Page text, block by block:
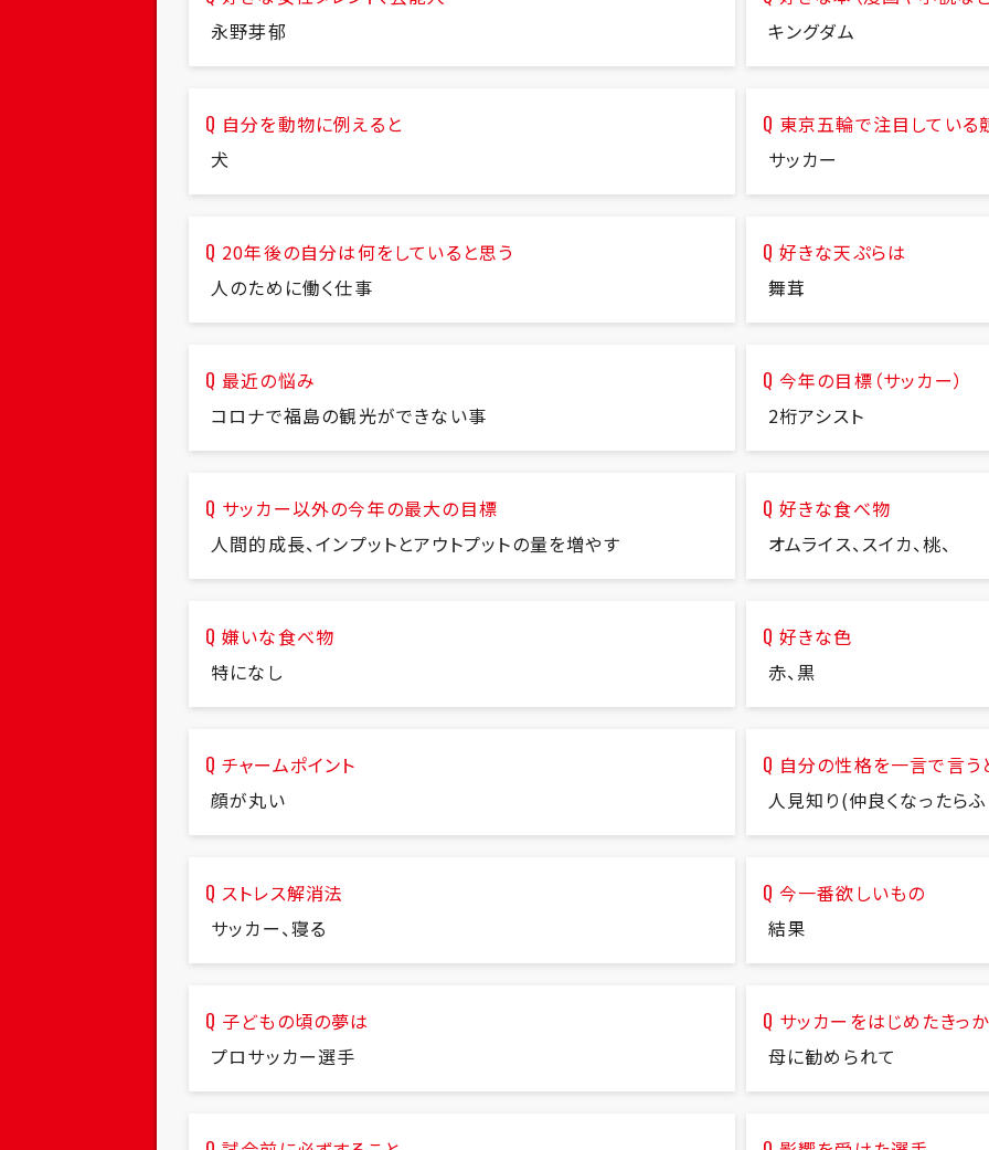
永野芽郁
キングダム
自分を動物に例えると
犬
東京五輪で注目している
サッカー
20年後の自分は何をしていると思う
人のために働く仕事
好きな天ぷらは
舞茸
最近の悩み
コロナで福島の観光ができない事
今年の目標（サッカー）
2桁アシスト
サッカー以外の今年の最大の目標
人間的成長、インプットとアウトプットの量を増やす
好きな食べ物
オムライス、スイカ、桃、
嫌いな食べ物
特になし
好きな色
赤、黒
チャームポイント
顔が丸い
自分の性格を一言で言う
人見知り(仲良くなったら
ストレス解消法
サッカー、寝る
今一番欲しいもの
結果
子どもの頃の夢は
プロサッカー選手
サッカーをはじめたきっ
母に勧められて